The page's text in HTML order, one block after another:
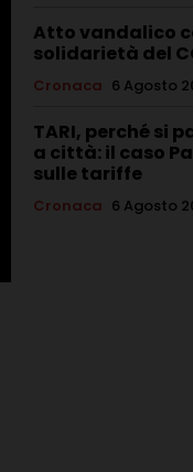
Atto vandalico
solidarietà del
Cronaca 6 Agosto
TARI, perché si
a città: il caso
sulle tariffe
Cronaca 6 Agosto